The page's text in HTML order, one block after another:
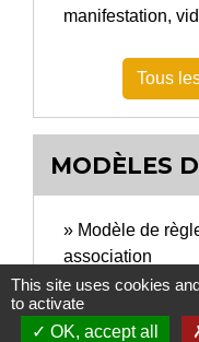
manifestation,
Tous
MODÈLES
Modèle de
association
Modèle de
d'utilité publique
This site uses cookies
to activate
OK, accept all